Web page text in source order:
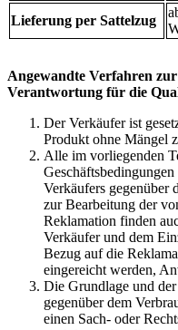
Lieferung per Sattelzug
Angewandte Verfahren
Verantwortung für die
Der Verkäufer ist
Produkt ohne Mängel
Alle im vorliegenden
Verkäufers gegenüber
zur Bearbeitung der
Reklamation finden
Verkäufer und dem
Bezug auf die
eingereicht werden,
Die Grundlage und
gegenüber dem
einen Sach- oder